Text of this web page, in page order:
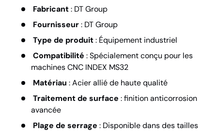
Fabricant: DT Group
Fournisseur: DT Group
Type de produit: Équipement industriel
Compatibilité : Spécialement conçu pour les
machines CNC INDEX MS32
Matériau : Acier allié de haute qualité
Traitement de surface : finition anticorrosion
avancée
Plage de serrage : Disponible dans des tailles